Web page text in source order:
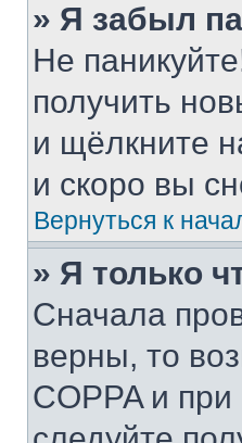
» Я забыл
Не
получить
и щёлкните
и скоро вы
Вернуться к
» Я только
Сначала
верны, то
COPPA и